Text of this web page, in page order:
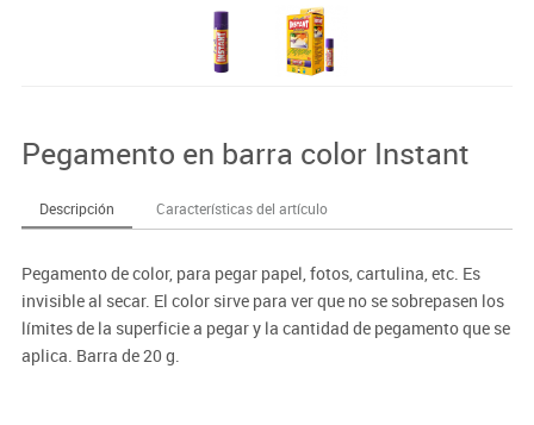
Pegamento en barra color Instant
Descripción Características del artículo
Pegamento de color, para pegar papel, fotos, cartulina, etc. Es
invisible al secar. El color sirve para ver que no se sobrepasen los
límites de la superficie a pegar y la cantidad de pegamento que se
aplica. Barra de 20 g.